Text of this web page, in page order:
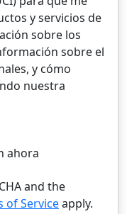
y servicios de
sobre los
sobre el
y cómo
nuestra
ahora
and the
of Serviceapply.